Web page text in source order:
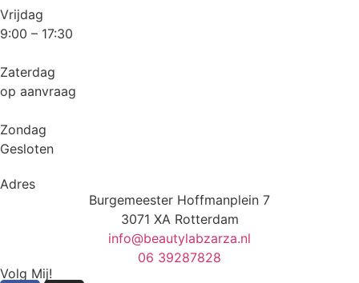
Vrijdag
9:00 – 17:30
Zaterdag
op aanvraag
Zondag
Gesloten
Adres
Burgemeester Hoffmanplein 7
3071 XA Rotterdam
info@beautylabzarza.nl
06 39287828
Volg Mij!